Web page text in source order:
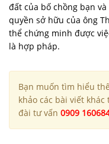
đất của bố chồng bạn
quyền sở hữu của ông
thể chứng minh được
là hợp pháp.
Bạn muốn tìm hiểu
khảo các bài viết
đài tư vấn 0909